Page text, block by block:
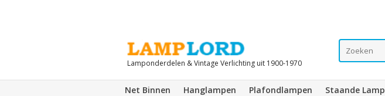
Lamponderdelen & Vintage Verlichting uit 1900-1970
Net Binnen Hanglampen Plafondlampen Staande Lamp